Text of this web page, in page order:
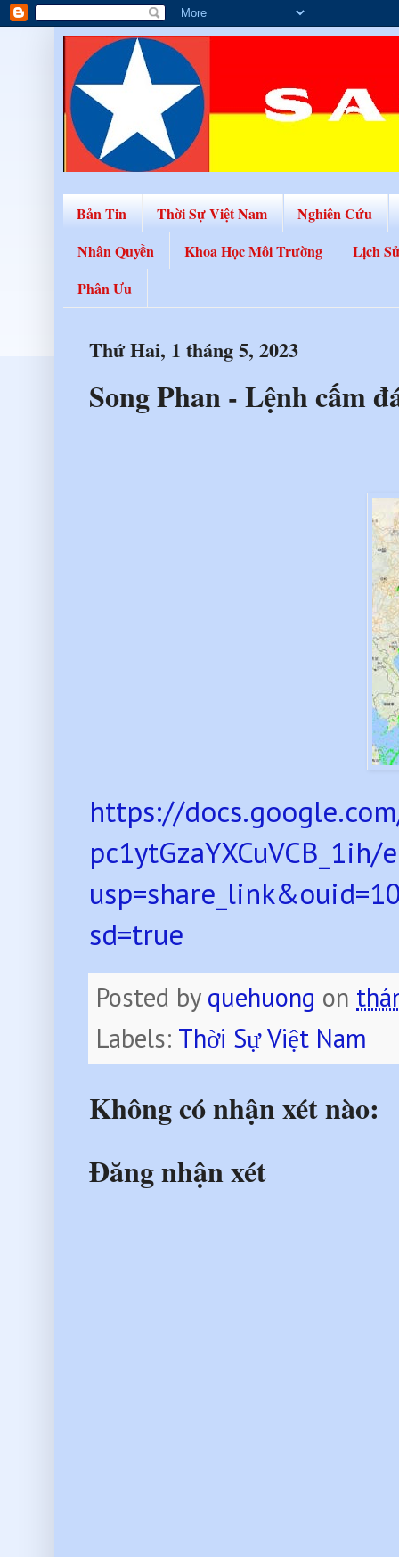
Bản Tin Thời Sự Việt Nam
Nghiên Cứu
Nhân Quyền
Khoa Học Môi Trường
Lịch
Phân Ưu
Thứ Hai, 1 tháng 5, 2023
Song Phan - Lệnh cấm
https://
pc1ytGzaYXCuVCB_1ih/
sd=true
Posted by quehuong on
Labels: Thời Sự Việt Nam
Không có nhận xét nào:
Đăng nhận xét